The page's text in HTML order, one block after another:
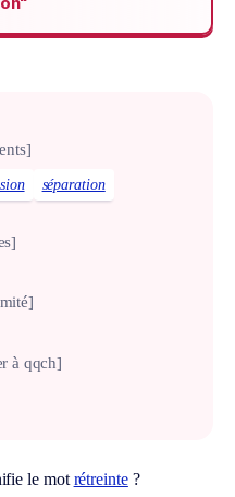
séparation
à qqch]
le mot rétreinte?